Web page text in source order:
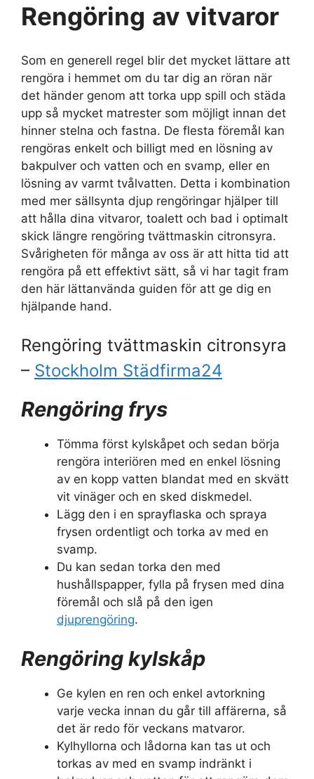
Rengöring av vitvaror
Som en generell regel blir det mycket lättare att
rengöra i hemmet om du tar dig an röran när
det händer genom att torka upp spill och städa
upp så mycket matrester som möjligt innan det
hinner stelna och fastna. De flesta föremål kan
rengöras enkelt och billigt med en lösning av
bakpulver och vatten och en svamp, eller en
lösning av varmt tvålvatten. Detta i kombination
med mer sällsynta djup rengöringar hjälper till
att hålla dina vitvaror, toalett och bad i optimalt
skick längre rengöring tvättmaskin citronsyra.
Svårigheten för många av oss är att hitta tid att
rengöra på ett effektivt sätt, så vi har tagit fram
den här lättanvända guiden för att ge dig en
hjälpande hand.
Rengöring tvättmaskin citronsyra
– Stockholm Städfirma24
Rengöring frys
Tömma först kylskåpet och sedan börja
rengöra interiören med en enkel lösning
av en kopp vatten blandat med en skvätt
vit vinäger och en sked diskmedel.
Lägg den i en sprayflaska och spraya
frysen ordentligt och torka av med en
svamp.
Du kan sedan torka den med
hushållspapper, fylla på frysen med dina
föremål och slå på den igen
djuprengöring.
Rengöring kylskåp
Ge kylen en ren och enkel avtorkning
varje vecka innan du går till affärerna, så
det är redo för veckans matvaror.
Kylhyllorna och lådorna kan tas ut och
torkas av med en svamp indränkt i